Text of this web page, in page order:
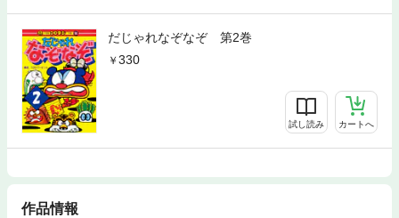
だじゃれなぞなぞ 第2巻
330
試し読み カートへ
作品情報